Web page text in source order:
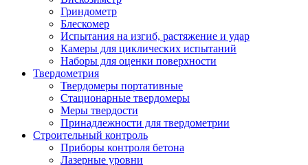
Гриндометр
Блескомер
Испытания на изгиб, растяжение и удар
Камеры для циклических испытаний
Наборы для оценки поверхности
Твердометрия
Твердомеры портативные
Стационарные твердомеры
Меры твердости
Принадлежности для твердометрии
Строительный контроль
Приборы контроля бетона
Лазерные уровни